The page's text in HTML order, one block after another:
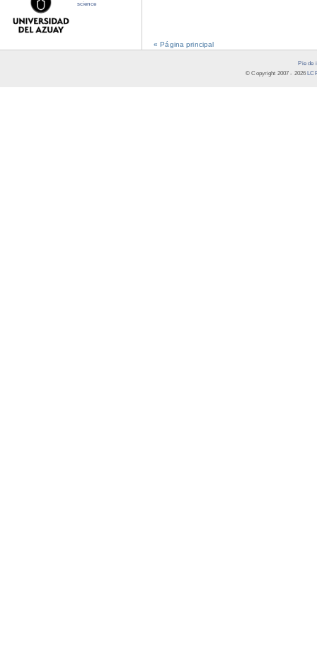
« Página principal
science
Pie de
© Copyright 2007 - 2026